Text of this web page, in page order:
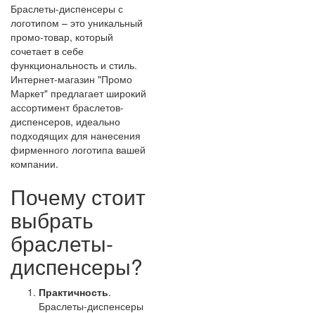
Браслеты-диспенсеры с
логотипом – это уникальный
промо-товар, который
сочетает в себе
функциональность и стиль.
Интернет-магазин "Промо
Маркет" предлагает широкий
ассортимент браслетов-
диспенсеров, идеально
подходящих для нанесения
фирменного логотипа вашей
компании.
Почему стоит
выбрать
браслеты-
диспенсеры?
Практичность.
Браслеты-диспенсеры